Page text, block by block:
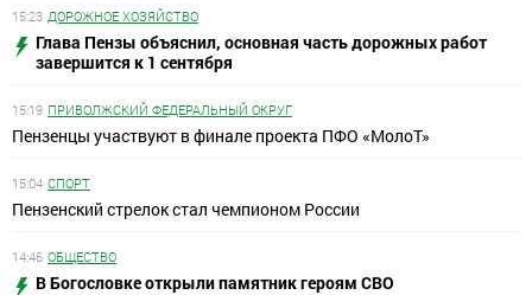
15:23 ДОРОЖНОЕ ХОЗЯЙСТВО
Глава Пензы объяснил, основная часть дорожных работ
завершится к 1 сентября
15:19 ПРИВОЛЖСКИЙ ФЕДЕРАЛЬНЫЙ ОКРУГ
Пензенцы участвуют в финале проекта ПФО «МолоТ»
15:04 СПОРТ
Пензенский стрелок стал чемпионом России
14:46 ОБЩЕСТВО
В Богословке открыли памятник героям СВО